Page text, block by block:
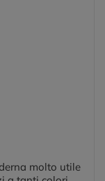
molto utile